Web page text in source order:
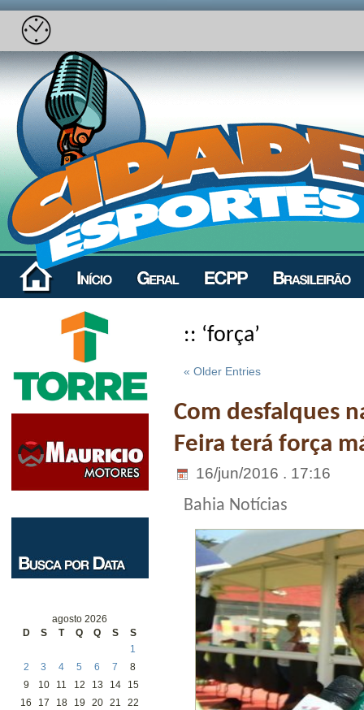
agosto 2026
D
S T Q Q S S
1
2
3 4 5 6 7
8
9
10 11 12 13 14
15
16
17 18 19 20 21
22
:: ‘força’
« Older Entries
Com desfalques
Feira terá força
16/jun/2016 . 17:16
Bahia Notícias